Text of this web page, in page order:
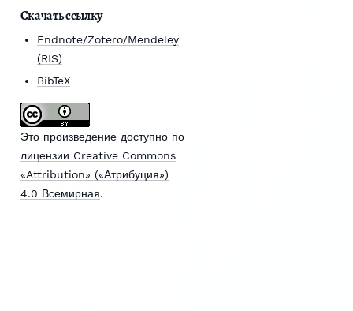
Скачать ссылку
Endnote/Zotero/Mendeley
(RIS)
BibTeX
Это произведение доступно по
лицензии Creative Commons
«Attribution» («Атрибуция»)
4.0 Всемирная.